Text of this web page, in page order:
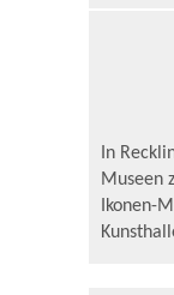
In
Museen
Ikonen-